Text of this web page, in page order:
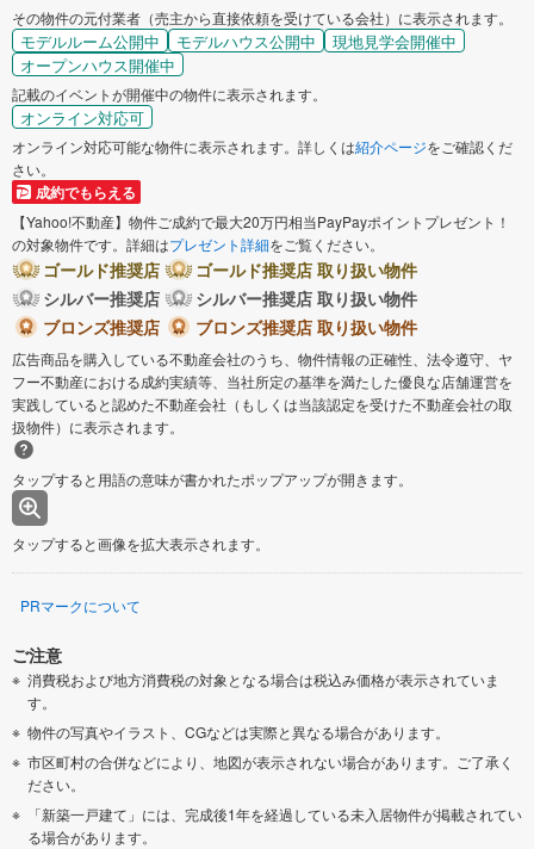
その物件の元付業者（売主から直接依頼を受けている会社）に表示されます。
モデルルーム公開中 モデルハウス公開中
現地見学会開催中
オープンハウス開催中
記載のイベントが開催中の物件に表示されます。
オンライン対応可
オンライン対応可能な物件に表示されます。詳しくは紹介ページをご確認くだ
さい。
成約でもらえる
【Yahoo!不動産】物件ご成約で最大20万円相当PayPayポイントプレゼント！
の対象物件です。詳細はプレゼント詳細をご覧ください。
ゴールド推奨店
ゴールド推奨店 取り扱い物件
シルバー推奨店
シルバー推奨店 取り扱い物件
ブロンズ推奨店
ブロンズ推奨店 取り扱い物件
広告商品を購入している不動産会社のうち、物件情報の正確性、法令遵守、ヤ
フー不動産における成約実績等、当社所定の基準を満たした優良な店舗運営を
実践していると認めた不動産会社（もしくは当該認定を受けた不動産会社の取
扱物件）に表示されます。
タップすると用語の意味が書かれたポップアップが開きます。
タップすると画像を拡大表示されます。
PRマークについて
ご注意
消費税および地方消費税の対象となる場合は税込み価格が表示されていま
す。
物件の写真やイラスト、CGなどは実際と異なる場合があります。
市区町村の合併などにより、地図が表示されない場合があります。ご了承く
ださい。
「新築一戸建て」には、完成後1年を経過している未入居物件が掲載されてい
る場合があります。